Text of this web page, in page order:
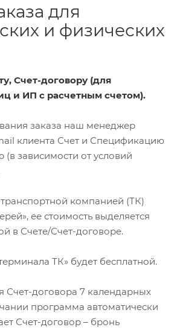
для
и физических
Счет-договору (для
и ИП с расчетным счетом).
заказа наш менеджер
клиента Счет и Спецификацию
(в зависимости от условий
транспортной компанией (ТК)
ее стоимость выделяется
в Счете/Счет-договоре.
ТК» будет бесплатной.
Счет-договора 7 календарных
программа автоматически
Счет-договор – бронь